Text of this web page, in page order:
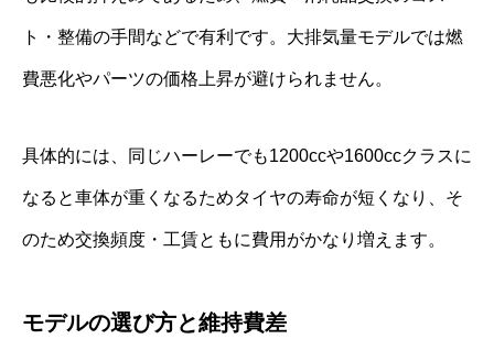
ト・整備の手間などで有利です。大排気量モデルでは燃
費悪化やパーツの価格上昇が避けられません。
具体的には、同じハーレーでも1200ccや1600ccクラスに
なると車体が重くなるためタイヤの寿命が短くなり、そ
のため交換頻度・工賃ともに費用がかなり増えます。
モデルの選び方と維持費差